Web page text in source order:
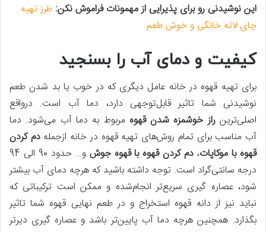
این نوشیدنی رو برای پذیرایی از مهمونات فراموش نکن: طرز تهیه
چای لاته خانگی و خوش طعم
کیفیت و دمای آب را بسنجید
برای تهیه قهوه در خانه عامل دیگری که در خوب یا بد شدن طعم
نوشیدنی شما تاثیر قابل‌توجهی دارد، دما آب است. درواقع
اصلی‌ترینراز خوشمزه شدن قهوه مربوط به دما آب می‌شود. دما
آب مناسب برای تمام روش‌های تهیه قهوه در خانه ازجملهدم كردن
قهوه با موکاپات، دم كردن قهوه با قهوه جوش
و… حدود 90 الی 94
درجه سانتی‌گراد است. توجه داشته باشید که هرچه دمای آب بیشتر
شود، عصاره گیری سریع‌تر انجام‌شده و ممکن است ترکیباتی که
نباید نیز از دانه قهوه استخراج و در طعم نهایی قهوه شما تاثیر
بگذارد. همچنین هرچه دما آب پایین‌تر باشد و عصاره گیری دیرتر